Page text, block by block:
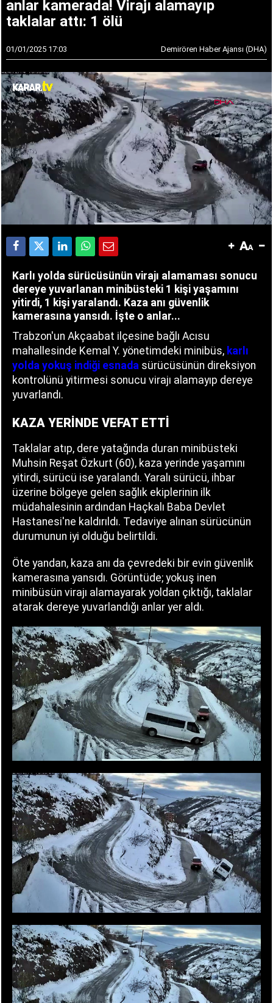
anlar kamerada! Virajı alamayıp
taklalar attı: 1 ölü
01/01/2025 17:03 Demirören Haber Ajansı (DHA)
Karlı yolda sürücüsünün virajı alamaması sonucu
dereye yuvarlanan minibüsteki 1 kişi yaşamını
yitirdi, 1 kişi yaralandı. Kaza anı güvenlik
kamerasına yansıdı. İşte o anlar...
Trabzon'un Akçaabat ilçesine bağlı Acısu
mahallesinde Kemal Y. yönetimdeki minibüs, karlı
yolda yokuş indiği esnada sürücüsünün direksiyon
kontrolünü yitirmesi sonucu virajı alamayıp dereye
yuvarlandı.
KAZA YERİNDE VEFAT ETTİ
Taklalar atıp, dere yatağında duran minibüsteki
Muhsin Reşat Özkurt (60), kaza yerinde yaşamını
yitirdi, sürücü ise yaralandı. Yaralı sürücü, ihbar
üzerine bölgeye gelen sağlık ekiplerinin ilk
müdahalesinin ardından Haçkalı Baba Devlet
Hastanesi'ne kaldırıldı. Tedaviye alınan sürücünün
durumunun iyi olduğu belirtildi.
Öte yandan, kaza anı da çevredeki bir evin güvenlik
kamerasına yansıdı. Görüntüde; yokuş inen
minibüsün virajı alamayarak yoldan çıktığı, taklalar
atarak dereye yuvarlandığı anlar yer aldı.